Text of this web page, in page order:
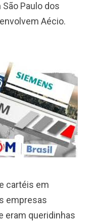
Paulo dos
Aécio.
cartéis em
empresas
eram queridinhas